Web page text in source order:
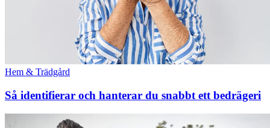
Hem & Trädgård
Så identifierar och hanterar du snabbt ett bedrägeri